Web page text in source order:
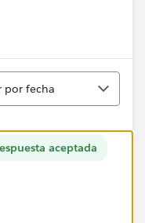
por fecha
aceptada